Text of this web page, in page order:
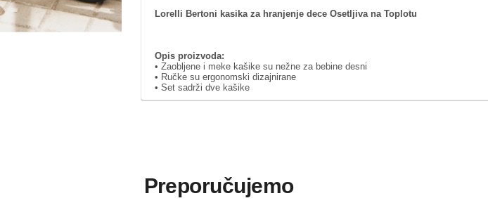
Lorelli Bertoni kasika za hranjenje dece Osetljiva na Toplotu
Opis proizvoda:
• Zaobljene i meke kašike su nežne za bebine desni
• Ručke su ergonomski dizajnirane
• Set sadrži dve kašike
Preporučujemo